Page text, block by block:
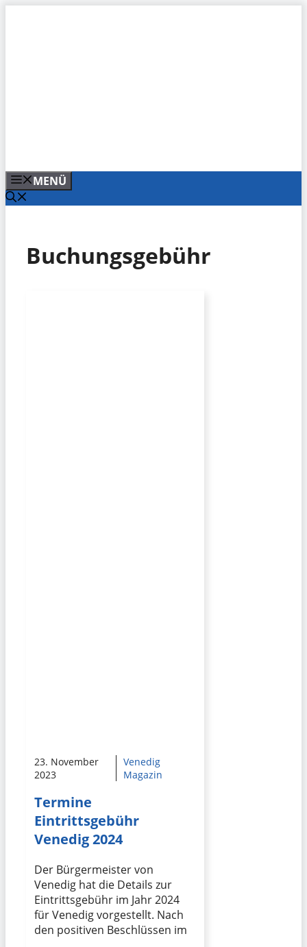
MENÜ
Buchungsgebühr
23. November
2023
Venedig
Magazin
Termine
Eintrittsgebühr
Venedig 2024
Der Bürgermeister von
Venedig hat die Details zur
Eintrittsgebühr im Jahr 2024
für Venedig vorgestellt. Nach
den positiven Beschlüssen im